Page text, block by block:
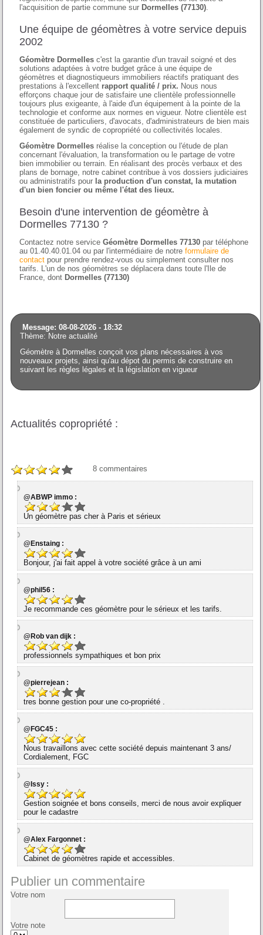
l'acquisition de partie commune sur Dormelles (77130).
Une équipe de géomètres à votre service depuis
2002
Géomètre Dormelles c'est la garantie d'un travail soigné et des
solutions adaptées à votre budget grâce à une équipe de
géomètres et diagnostiqueurs immobiliers réactifs pratiquant des
prestations à l'excellent rapport qualité / prix. Nous nous
efforçons chaque jour de satisfaire une clientèle professionnelle
toujours plus exigeante, à l'aide d'un équipement à la pointe de la
technologie et conforme aux normes en vigueur. Notre clientèle est
constituée de particuliers, d'avocats, d'administrateurs de bien mais
également de syndic de copropriété ou collectivités locales.
Géomètre Dormelles réalise la conception ou l'étude de plan
concernant l'évaluation, la transformation ou le partage de votre
bien immobilier ou terrain. En réalisant des procès verbaux et des
plans de bornage, notre cabinet contribue à vos dossiers judiciaires
ou administratifs pour la production d'un constat, la mutation
d'un bien foncier ou même l'état des lieux.
Besoin d'une intervention de géomètre à
Dormelles 77130 ?
Contactez notre serviceGéomètre Dormelles 77130 par téléphone
au 01.40.40.01.04 ou par l'intermédiaire de notreformulaire de
contact pour prendre rendez-vous ou simplement consulter nos
tarifs. L'un de nos géomètres se déplacera dans toute l'Ile de
France, dont Dormelles (77130)
Message: 08-08-2026 - 18:32
Thème: Notre actualité
Géomètre à Dormelles conçoit vos plans nécessaires à vos
nouveaux projets, ainsi qu'au dépot du permis de construire en
suivant les règles légales et la législation en vigueur
Actualités copropriété :
8 commentaires
@ABWP immo :
Un géomètre pas cher à Paris et sérieux
@Enstaing :
Bonjour, j'ai fait appel à votre société grâce à un ami
@phil56 :
Je recommande ces géomètre pour le sérieux et les tarifs.
@Rob van dijk :
professionnels sympathiques et bon prix
@pierrejean :
tres bonne gestion pour une co-propriété .
@FGC45 :
Nous travaillons avec cette société depuis maintenant 3 ans/
Cordialement, FGC
@Issy :
Gestion soignée et bons conseils, merci de nous avoir expliquer
pour le cadastre
@Alex Fargonnet :
Cabinet de géomètres rapide et accessibles.
Publier un commentaire
Votre nom
Votre note